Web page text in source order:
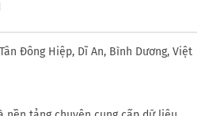
Đông Hiệp, Dĩ An, Bình Dương, Việt